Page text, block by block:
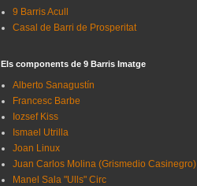
9 Barris Acull
Casal de Barri de Prosperitat
Els components de 9 Barris Imatge
Alberto Sanagustín
Francesc Barbe
Iozsef Kiss
Ismael Utrilla
Joan Linux
Juan Carlos Molina (Grismedio Casinegro)
Manel Sala "Ulls" Circ